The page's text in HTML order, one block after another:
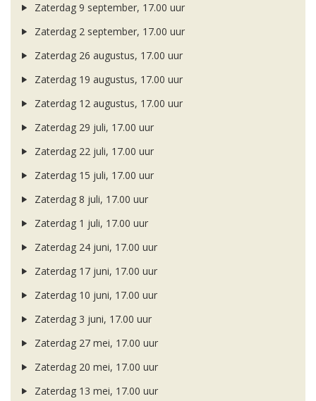
Zaterdag 9 september, 17.00 uur
Zaterdag 2 september, 17.00 uur
Zaterdag 26 augustus, 17.00 uur
Zaterdag 19 augustus, 17.00 uur
Zaterdag 12 augustus, 17.00 uur
Zaterdag 29 juli, 17.00 uur
Zaterdag 22 juli, 17.00 uur
Zaterdag 15 juli, 17.00 uur
Zaterdag 8 juli, 17.00 uur
Zaterdag 1 juli, 17.00 uur
Zaterdag 24 juni, 17.00 uur
Zaterdag 17 juni, 17.00 uur
Zaterdag 10 juni, 17.00 uur
Zaterdag 3 juni, 17.00 uur
Zaterdag 27 mei, 17.00 uur
Zaterdag 20 mei, 17.00 uur
Zaterdag 13 mei, 17.00 uur